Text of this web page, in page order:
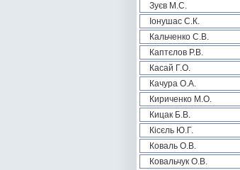
Зуєв М.С.
Іонушас С.К.
Кальченко С.В.
Каптєлов Р.В.
Касай Г.О.
Качура О.А.
Кириченко М.О.
Кицак Б.В.
Кісєль Ю.Г.
Коваль О.В.
Ковальчук О.В.